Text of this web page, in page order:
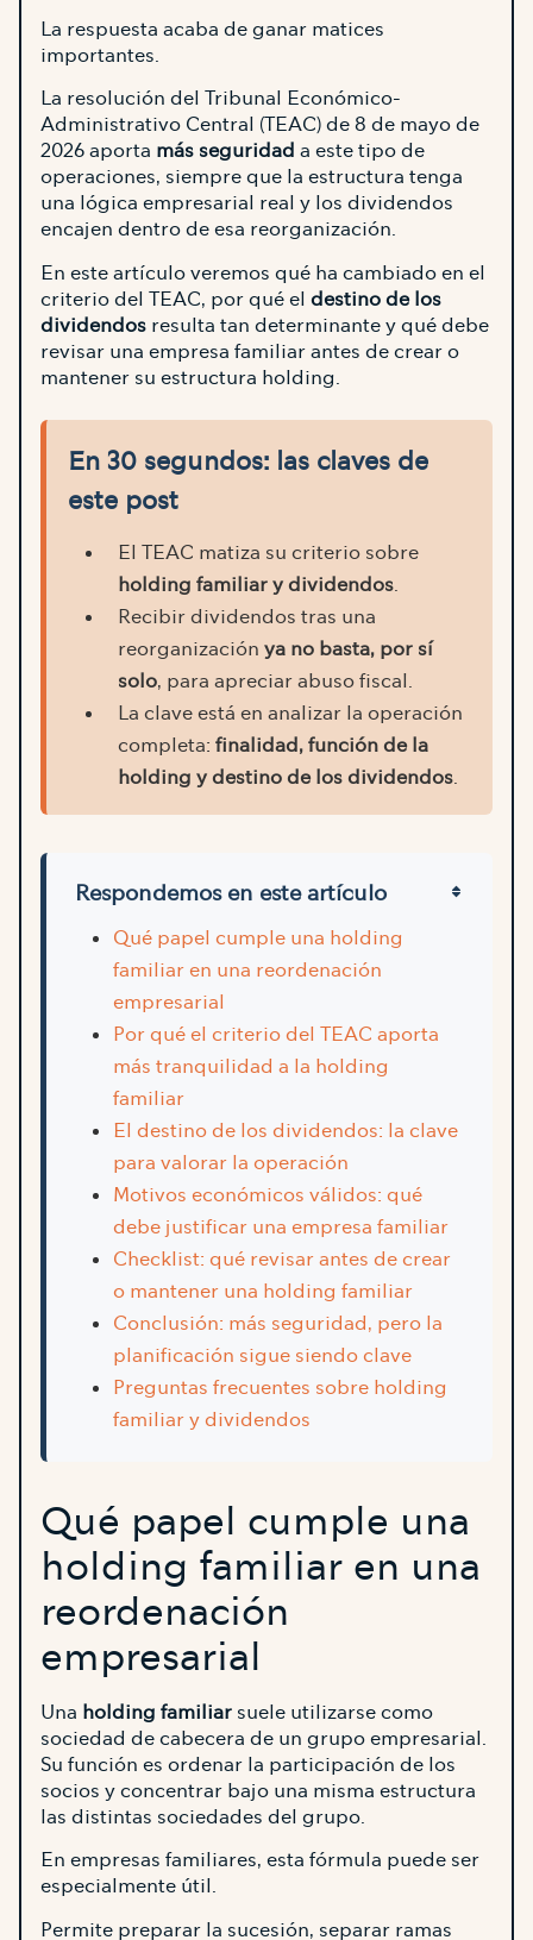
La respuesta acaba de ganar matices
importantes.
La resolución del Tribunal Económico-
Administrativo Central (TEAC) de 8 de mayo de
2026 aporta más seguridad a este tipo de
operaciones, siempre que la estructura tenga
una lógica empresarial real y los dividendos
encajen dentro de esa reorganización.
En este artículo veremos qué ha cambiado en el
criterio del TEAC, por qué el destino de los
dividendos resulta tan determinante y qué debe
revisar una empresa familiar antes de crear o
mantener su estructura holding.
En 30 segundos: las claves de
este post
El TEAC matiza su criterio sobre
holding familiar y dividendos.
Recibir dividendos tras una
reorganización ya no basta, por sí
solo, para apreciar abuso fiscal.
La clave está en analizar la operación
completa: finalidad, función de la
holding y destino de los dividendos.
Respondemos en este artículo
Qué papel cumple una holding
familiar en una reordenación
empresarial
Por qué el criterio del TEAC aporta
más tranquilidad a la holding
familiar
El destino de los dividendos: la clave
para valorar la operación
Motivos económicos válidos: qué
debe justificar una empresa familiar
Checklist: qué revisar antes de crear
o mantener una holding familiar
Conclusión: más seguridad, pero la
planificación sigue siendo clave
Preguntas frecuentes sobre holding
familiar y dividendos
Qué papel cumple una
holding familiar en una
reordenación
empresarial
Una holding familiar suele utilizarse como
sociedad de cabecera de un grupo empresarial.
Su función es ordenar la participación de los
socios y concentrar bajo una misma estructura
las distintas sociedades del grupo.
En empresas familiares, esta fórmula puede ser
especialmente útil.
Permite preparar la sucesión, separar ramas